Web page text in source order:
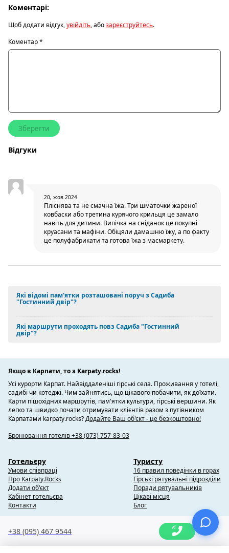
Коментарі:
Щоб додати відгук,увійдіть, абозареєструйтесь.
Коментар*
Відгуки
20, жов 2024
Пліснява та не смачна їжа. Три шматочки жареної
ковбаски або третина курячого крильця це замало
навіть для дитини. Випічка на сніданок це покупні
круасани та мафіни. Обіцяли дамашню їжу, а по факту
це полуфабрикати та готова їжа з масмаркету.
Які відомі пам'ятки розташовані поруч з Садиба
"Гостинний двір"?
Які маршрути проходять повз Садиба "Гостинний
двір"?
+38 (095) 467 9544
Якщо в Карпати, то з Karpaty.rocks!
Усі курорти Карпат. Найвіддаленіші гірські села. Проживання у готелі,
садибі чи котеджі. Чим зайнятись, що цікавого побачити, як доїхати.
Карти пішохідних маршрутів, пам'ятки культури, гірські вершини. Як
легко та швидко почати отримувати клієнтів разом з путівником
Карпатами karpaty.rocks?Додайте Ваш об'єкт - це безкоштовно!
Бронювання готелів +38 (073) 757-83-03
Готельєру
Умови співпраці
Про Karpaty.Rocks
Додати об'єкт
Кабінет готельєра
Контакти
Туристу
16 правил поведінки в горах
Гірські рятувальні підрозділи
Поради рятувальників
Цікаві місця
Блог
Copyright @ 2010-2014 Karpaty.Rocks